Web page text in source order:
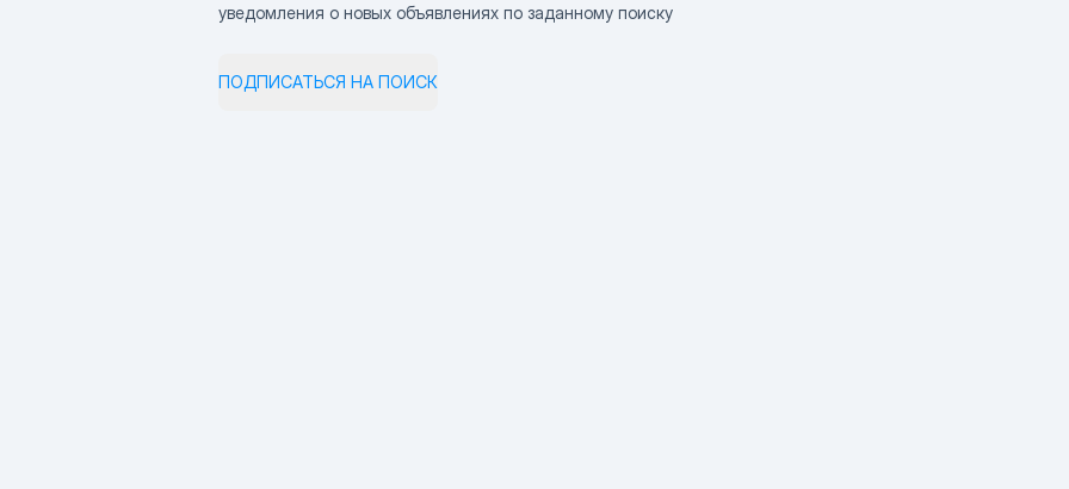
уведомления о новых объявлениях по заданному поиску
ПОДПИСАТЬСЯ НА ПОИСК